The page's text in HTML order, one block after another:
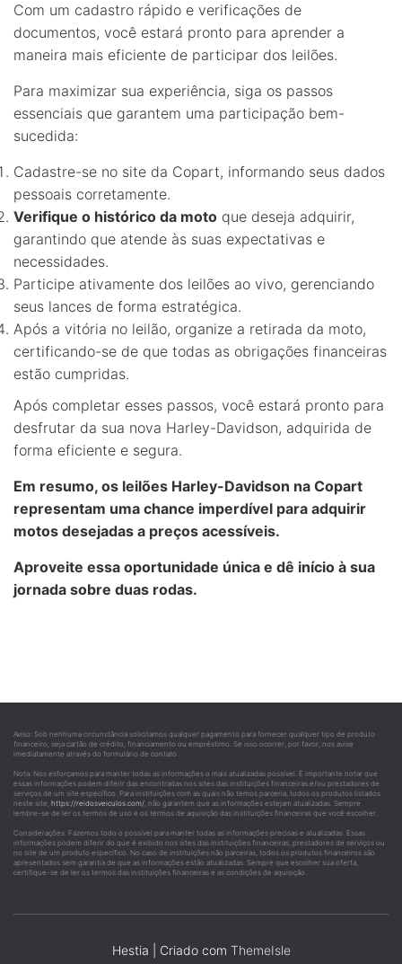
Com um cadastro rápido e verificações de
documentos, você estará pronto para aprender a
maneira mais eficiente de participar dos leilões.
Para maximizar sua experiência, siga os passos
essenciais que garantem uma participação bem-
sucedida:
Cadastre-se no site da Copart, informando seus dados
pessoais corretamente.
Verifique o histórico da moto que deseja adquirir,
garantindo que atende às suas expectativas e
necessidades.
Participe ativamente dos leilões ao vivo, gerenciando
seus lances de forma estratégica.
Após a vitória no leilão, organize a retirada da moto,
certificando-se de que todas as obrigações financeiras
estão cumpridas.
Após completar esses passos, você estará pronto para
desfrutar da sua nova Harley-Davidson, adquirida de
forma eficiente e segura.
Em resumo, os leilões Harley-Davidson na Copart
representam uma chance imperdível para adquirir
motos desejadas a preços acessíveis.
Aproveite essa oportunidade única e dê início à sua
jornada sobre duas rodas.
Aviso: Sob nenhuma circunstância solicitamos qualquer pagamento para fornecer qualquer tipo de produto
financeiro, seja cartão de crédito, financiamento ou empréstimo. Se isso ocorrer, por favor, nos avise
imediatamente através do formulário de contato.
Nota: Nos esforçamos para manter todas as informações o mais atualizadas possível. É importante notar que
essas informações podem diferir das encontradas nos sites das instituições financeiras e/ou prestadores de
serviços de um site específico. Para instituições com as quais não temos parceria, todos os produtos listados
neste site, https://reidosveiculos.com/, não garantem que as informações estejam atualizadas. Sempre
lembre-se de ler os termos de uso e os termos de aquisição das instituições financeiras que você escolher.
Considerações: Fazemos todo o possível para manter todas as informações precisas e atualizadas. Essas
informações podem diferir do que é exibido nos sites das instituições financeiras, prestadores de serviços ou
no site de um produto específico. No caso de instituições não parceiras, todos os produtos financeiros são
apresentados sem garantia de que as informações estão atualizadas. Sempre que escolher sua oferta,
certifique-se de ler os termos das instituições financeiras e as condições de aquisição.
Hestia | Criado com ThemeIsle